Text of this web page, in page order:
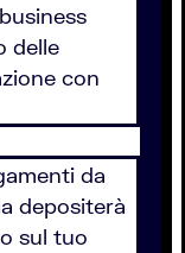
delle
con
da
depositerà
sul tuo